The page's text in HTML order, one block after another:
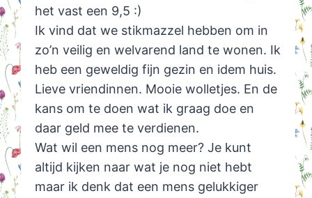
het vast een 9,5 :)
Ik vind dat we stikmazzel hebben om in
zo’n veilig en welvarend land te wonen. Ik
heb een geweldig fijn gezin en idem huis.
Lieve vriendinnen. Mooie wolletjes. En de
kans om te doen wat ik graag doe en
daar geld mee te verdienen.
Wat wil een mens nog meer? Je kunt
altijd kijken naar wat je nog niet hebt
maar ik denk dat een mens gelukkiger